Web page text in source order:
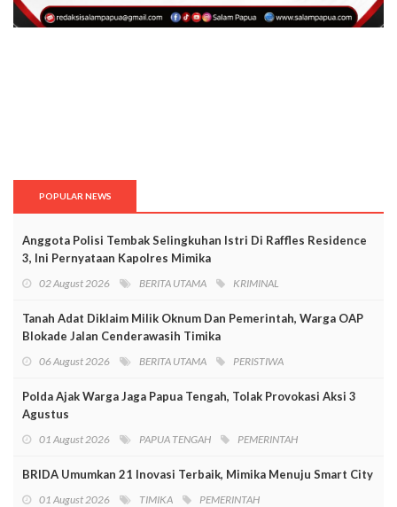
POPULAR NEWS
Anggota Polisi Tembak Selingkuhan Istri Di Raffles Residence
3, Ini Pernyataan Kapolres Mimika
02 August 2026 BERITA UTAMA KRIMINAL
Tanah Adat Diklaim Milik Oknum Dan Pemerintah, Warga OAP
Blokade Jalan Cenderawasih Timika
06 August 2026 BERITA UTAMA PERISTIWA
Polda Ajak Warga Jaga Papua Tengah, Tolak Provokasi Aksi 3
Agustus
01 August 2026 PAPUA TENGAH PEMERINTAH
BRIDA Umumkan 21 Inovasi Terbaik, Mimika Menuju Smart City
01 August 2026 TIMIKA PEMERINTAH